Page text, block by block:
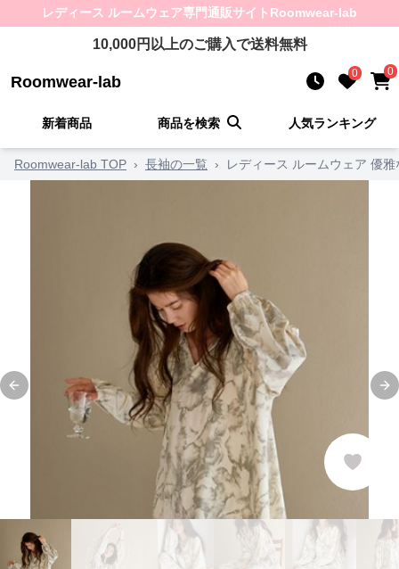
レディース ルームウェア専門通販サイト Roomwear-lab
10,000円以上のご購入で送料無料
Roomwear-lab 0 0
新着商品 商品を検索 人気ランキング
Roomwear-lab TOP › 長袖の一覧 › レディース ルームウェア 優
Previous slide